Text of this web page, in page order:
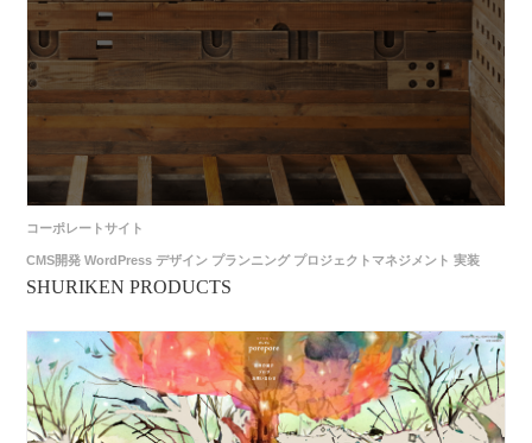
コーポレートサイト
CMS開発 WordPress デザイン プランニング プロジェクトマネジメント 実装
SHURIKEN PRODUCTS